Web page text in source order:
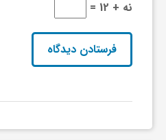
نه + 12 =